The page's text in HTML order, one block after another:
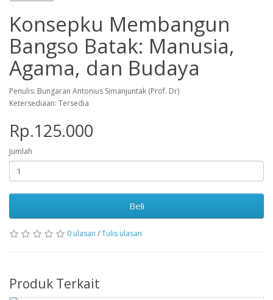
Konsepku Membangun
Bangso Batak: Manusia,
Agama, dan Budaya
Penulis: Bungaran Antonius Simanjuntak (Prof. Dr)
Ketersediaan: Tersedia
Rp.125.000
Jumlah
Beli
0 ulasan /Tulis ulasan
Produk Terkait